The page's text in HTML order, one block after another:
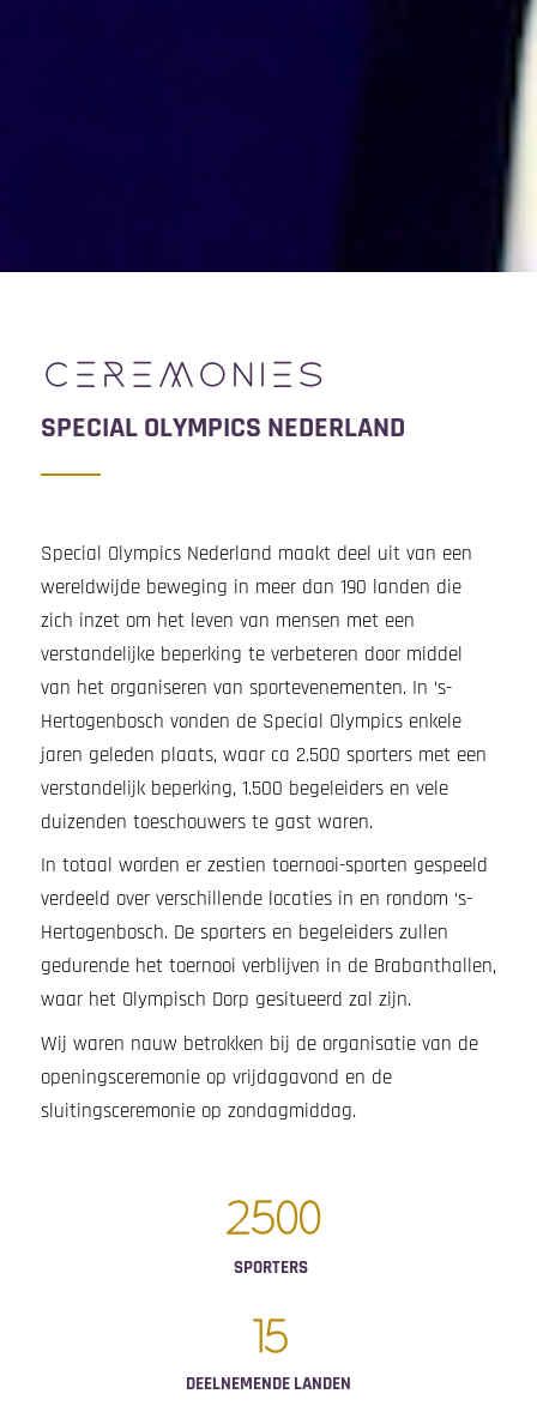
CEREMONIES
SPECIAL OLYMPICS NEDERLAND
Special Olympics Nederland maakt deel uit van een
wereldwijde beweging in meer dan 190 landen die
zich inzet om het leven van mensen met een
verstandelijke beperking te verbeteren door middel
van het organiseren van sportevenementen. In ‘s-
Hertogenbosch vonden de Special Olympics enkele
jaren geleden plaats, waar ca 2.500 sporters met een
verstandelijk beperking, 1.500 begeleiders en vele
duizenden toeschouwers te gast waren.
In totaal worden er zestien toernooi-sporten gespeeld
verdeeld over verschillende locaties in en rondom ‘s-
Hertogenbosch. De sporters en begeleiders zullen
gedurende het toernooi verblijven in de Brabanthallen,
waar het Olympisch Dorp gesitueerd zal zijn.
Wij waren nauw betrokken bij de organisatie van de
openingsceremonie op vrijdagavond en de
sluitingsceremonie op zondagmiddag.
2500
SPORTERS
15
DEELNEMENDE LANDEN